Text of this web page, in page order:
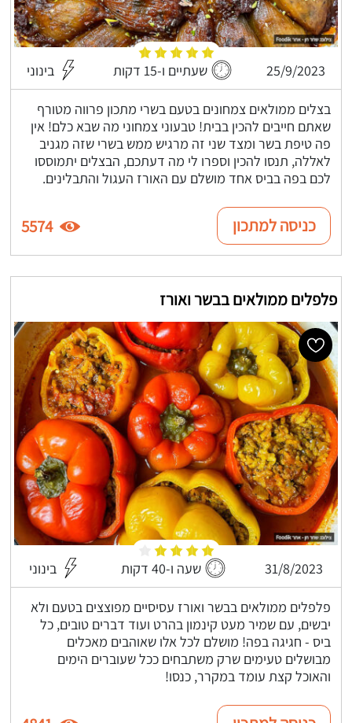
25/9/2023 שעתיים ו-15 דקות בינוני
בצלים ממולאים צמחונים בטעם בשרי מתכון פרווה מטורף
שאתם חייבים להכין בבית! טבעוני צמחוני מה שבא כלם! אין
פה טיפת בשר ומצד שני זה מרגיש ממש בשרי שזה מגניב
לאללה, תנסו להכין וספרו לי מה דעתכם, הבצלים יתמוססו
לכם בפה בביס אחד מושלם עם האורז העגול והתבלינים.
כניסה למתכון 5574
פלפלים ממולאים בבשר ואורז
31/8/2023 שעה ו-40 דקות בינוני
פלפלים ממולאים בבשר ואורז עסיסיים מפוצצים בטעם ולא
יבשים, עם שמיר מעט קינמון בהרט ועוד דברים טובים, כל
ביס - חגיגה בפה! מושלם לכל אלו שאוהבים מאכלים
מבושלים טעימים שרק משתבחים ככל שעוברים הימים
והאוכל קצת עומד במקרר, כנסו!